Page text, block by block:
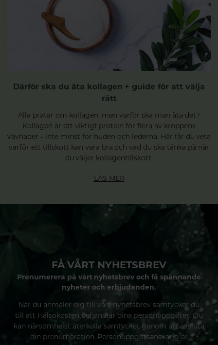
Därför ska du äta kollagen + guide för att välja
rätt
Alla pratar om kollagen, men varför ska man äta det?
Kollagen är ett viktigt protein för flera av kroppens
vävnader – inte minst för huden och lederna. Här får du veta
varför ett tillskott kan vara bra och vad du ska tänka på när
du väljer kollagentillskott.
LÄS MER
FÅ VÅRT NYHETSBREV
Prenumerera på vårt nyhetsbrev och få spännande
nyheter och erbjudanden.
När du anmäler dig till vårt nyhetsbrev samtycker du
till att Hälsokosten behandlar dina personuppgifter. Du
kan närsomhelst återkalla samtycket genom att avsluta
din prenumeration. Personuppgiftsansvarig är